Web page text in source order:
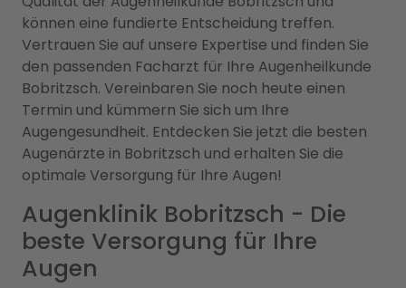
können eine fundierte Entscheidung treffen.
Vertrauen Sie auf unsere Expertise und finden Sie
den passenden Facharzt für Ihre Augenheilkunde
Bobritzsch. Vereinbaren Sie noch heute einen
Termin und kümmern Sie sich um Ihre
Augengesundheit. Entdecken Sie jetzt die besten
Augenärzte in Bobritzsch und erhalten Sie die
optimale Versorgung für Ihre Augen!
Augenklinik Bobritzsch - Die
beste Versorgung für Ihre
Augen